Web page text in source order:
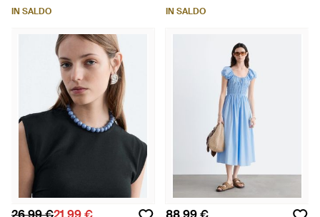
IN SALDO IN SALDO